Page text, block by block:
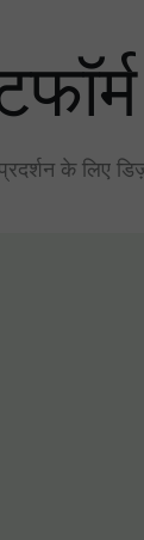
के लिए